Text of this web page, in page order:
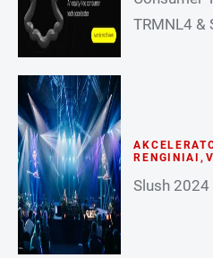
TRMNL4 &
RENGINIAI ,
Slush 2024